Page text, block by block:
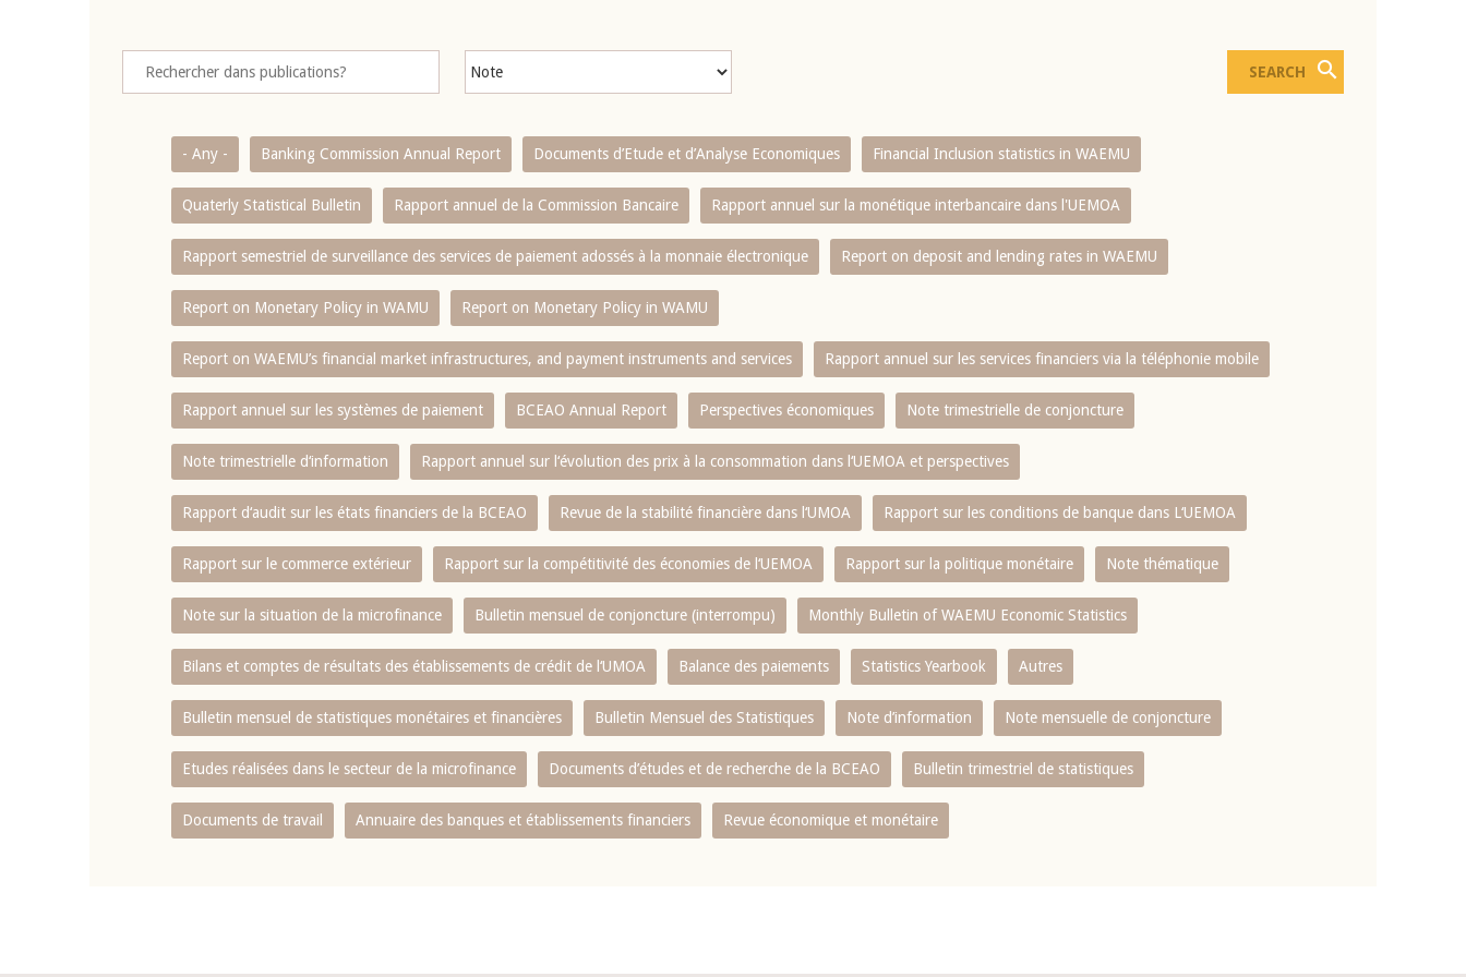
- Any - Banking Commission Annual Report Documents d’Etude et d’Analyse Economiques Financial Inclusion statistics in WAEMU
Quaterly Statistical Bulletin Rapport annuel de la Commission Bancaire Rapport annuel sur la monétique interbancaire dans l'UEMOA
Rapport semestriel de surveillance des services de paiement adossés à la monnaie électronique Report on deposit and lending rates in WAEMU
Report on Monetary Policy in WAMU Report on Monetary Policy in WAMU
Report on WAEMU’s financial market infrastructures, and payment instruments and services Rapport annuel sur les services financiers via la téléphonie mobile
Rapport annuel sur les systèmes de paiement BCEAO Annual Report Perspectives économiques Note trimestrielle de conjoncture
Note trimestrielle d‘information Rapport annuel sur l‘évolution des prix à la consommation dans l‘UEMOA et perspectives
Rapport d‘audit sur les états financiers de la BCEAO Revue de la stabilité financière dans l‘UMOA Rapport sur les conditions de banque dans L‘UEMOA
Rapport sur le commerce extérieur Rapport sur la compétitivité des économies de l‘UEMOA Rapport sur la politique monétaire Note thématique
Note sur la situation de la microfinance Bulletin mensuel de conjoncture (interrompu) Monthly Bulletin of WAEMU Economic Statistics
Bilans et comptes de résultats des établissements de crédit de l‘UMOA Balance des paiements Statistics Yearbook Autres
Bulletin mensuel de statistiques monétaires et financières Bulletin Mensuel des Statistiques Note d’information Note mensuelle de conjoncture
Etudes réalisées dans le secteur de la microfinance Documents d’études et de recherche de la BCEAO Bulletin trimestriel de statistiques
Documents de travail Annuaire des banques et établissements financiers Revue économique et monétaire